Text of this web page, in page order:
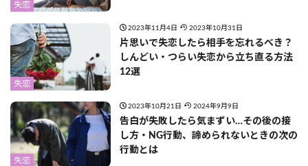
失恋
失恋
2023年11月4日 2023年10月31日
片思いで失恋したら相手を忘れるべき？
しんどい・つらい失恋から立ち直る方法
12選
失恋
2023年10月21日 2024年9月9日
告白が失敗したら気まずい…その後の接
し方・NG行動、諦められないときの次の
行動とは